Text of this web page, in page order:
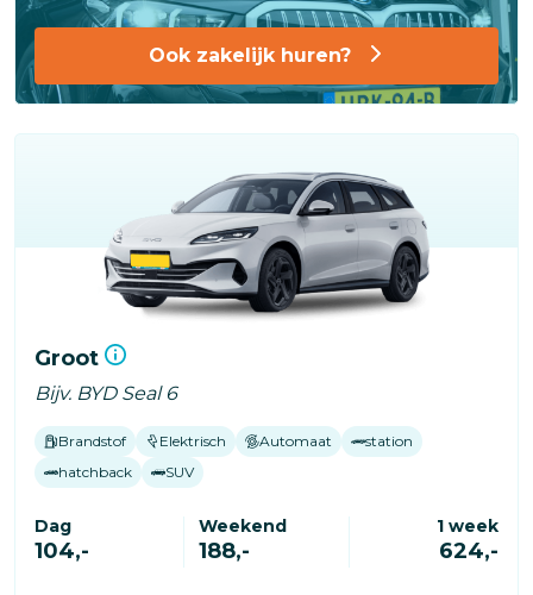
Ook zakelijk huren?
Groot
Bijv. BYD Seal 6
Brandstof Elektrisch Automaat
station
hatchback
SUV
Dag
104,-
Weekend
188,-
1 week
624,-